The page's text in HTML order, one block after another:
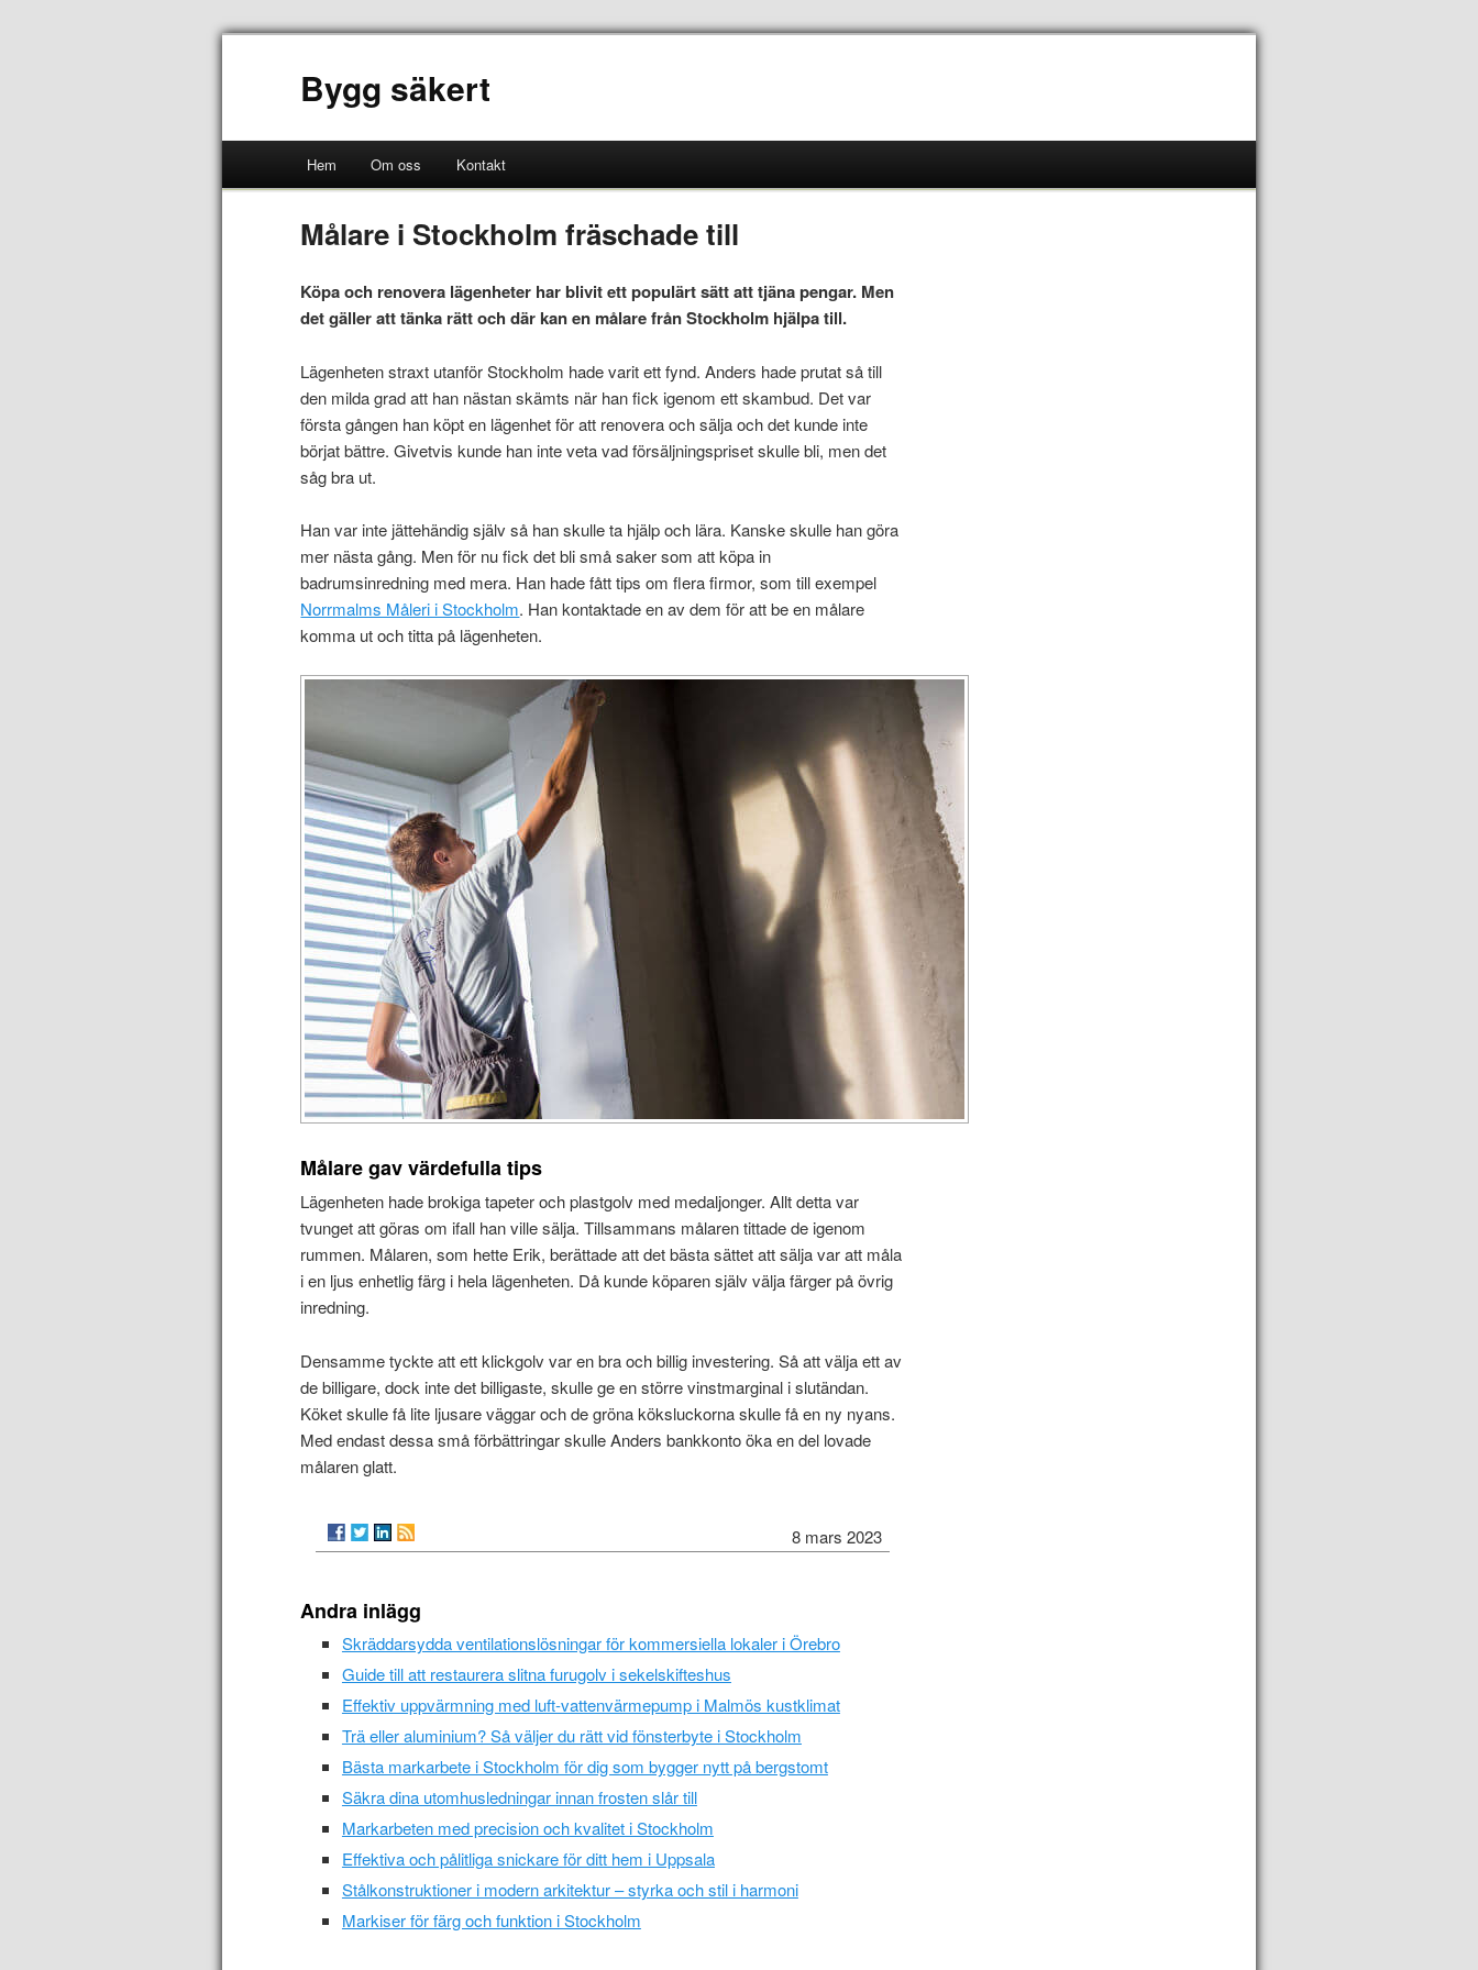
Bygg säkert
Hem Om oss Kontakt
Målare i Stockholm fräschade till
Köpa och renovera lägenheter har blivit ett populärt sätt att tjäna pengar. Men
det gäller att tänka rätt och där kan en målare från Stockholm hjälpa till.
Lägenheten straxt utanför Stockholm hade varit ett fynd. Anders hade prutat så till
den milda grad att han nästan skämts när han fick igenom ett skambud. Det var
första gången han köpt en lägenhet för att renovera och sälja och det kunde inte
börjat bättre. Givetvis kunde han inte veta vad försäljningspriset skulle bli, men det
såg bra ut.
Han var inte jättehändig själv så han skulle ta hjälp och lära. Kanske skulle han göra
mer nästa gång. Men för nu fick det bli små saker som att köpa in
badrumsinredning med mera. Han hade fått tips om flera firmor, som till exempel
Norrmalms Måleri i Stockholm. Han kontaktade en av dem för att be en målare
komma ut och titta på lägenheten.
Målare gav värdefulla tips
Lägenheten hade brokiga tapeter och plastgolv med medaljonger. Allt detta var
tvunget att göras om ifall han ville sälja. Tillsammans målaren tittade de igenom
rummen. Målaren, som hette Erik, berättade att det bästa sättet att sälja var att måla
i en ljus enhetlig färg i hela lägenheten. Då kunde köparen själv välja färger på övrig
inredning.
Densamme tyckte att ett klickgolv var en bra och billig investering. Så att välja ett av
de billigare, dock inte det billigaste, skulle ge en större vinstmarginal i slutändan.
Köket skulle få lite ljusare väggar och de gröna köksluckorna skulle få en ny nyans.
Med endast dessa små förbättringar skulle Anders bankkonto öka en del lovade
målaren glatt.
8 mars 2023
Andra inlägg
Skräddarsydda ventilationslösningar för kommersiella lokaler i Örebro
Guide till att restaurera slitna furugolv i sekelskifteshus
Effektiv uppvärmning med luft-vattenvärmepump i Malmös kustklimat
Trä eller aluminium? Så väljer du rätt vid fönsterbyte i Stockholm
Bästa markarbete i Stockholm för dig som bygger nytt på bergstomt
Säkra dina utomhusledningar innan frosten slår till
Markarbeten med precision och kvalitet i Stockholm
Effektiva och pålitliga snickare för ditt hem i Uppsala
Stålkonstruktioner i modern arkitektur – styrka och stil i harmoni
Markiser för färg och funktion i Stockholm